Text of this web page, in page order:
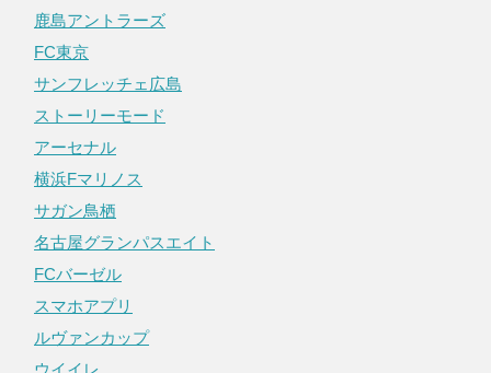
鹿島アントラーズ
FC東京
サンフレッチェ広島
ストーリーモード
アーセナル
横浜Fマリノス
サガン鳥栖
名古屋グランパスエイト
FCバーゼル
スマホアプリ
ルヴァンカップ